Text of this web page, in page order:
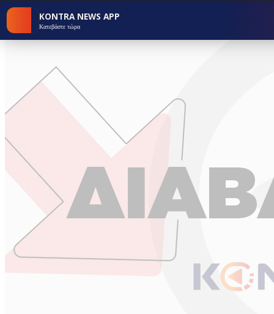
KONTRA NEWS APP
Κατεβάστε τώρα